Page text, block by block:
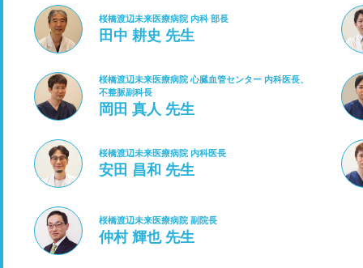
桜橋渡辺未来医療病院 内科 部長
田中 耕史 先生
桜橋渡辺未来医療病院 心臓血管センター 内科医長、
不整脈副科長
岡田 真人 先生
桜橋渡辺未来医療病院 内科医長
安田 昌和 先生
桜橋渡辺未来医療病院 副院長
仲村 輝也 先生